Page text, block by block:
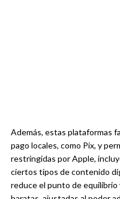
Además, estas plataformas
pago locales, como Pix, y
restringidas por Apple,
ciertos tipos de contenido
reduce el punto de equilibrio